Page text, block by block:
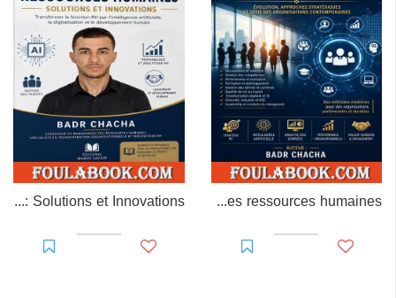
Les méthodes de gestion des ressources humaines
AI et Gestion Intégrée des Ressources Humaines : Solutions et Innovations